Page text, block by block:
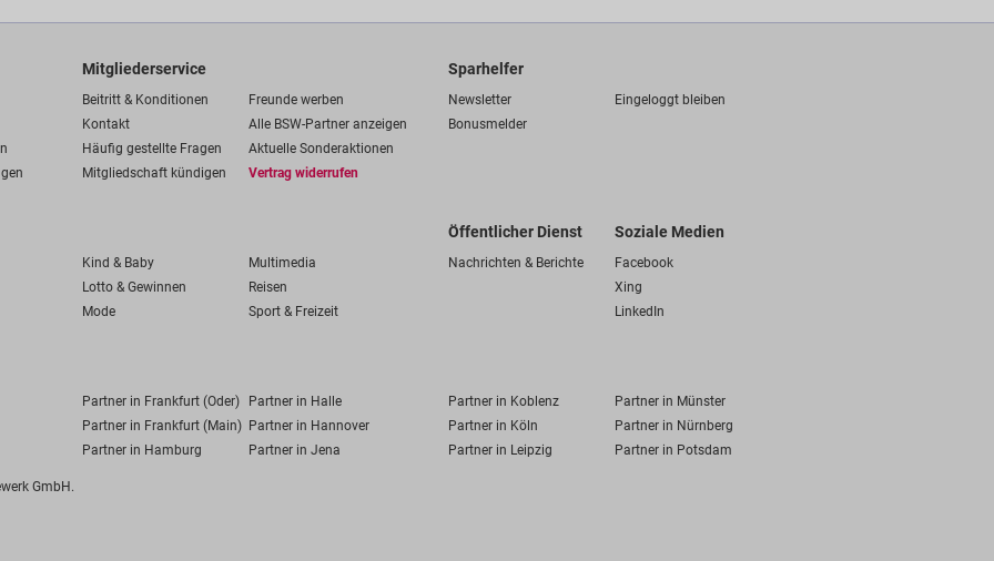
Mitgliederservice
Beitritt & Konditionen
Freunde werben
Kontakt
Alle BSW-Partner anzeigen
Häufig gestellte Fragen
Aktuelle Sonderaktionen
Mitgliedschaft kündigen
Vertrag widerrufen
Sparhelfer
Newsletter
Eingeloggt bleiben
Bonusmelder
Kind & Baby
Multimedia
Lotto & Gewinnen
Reisen
Mode
Sport & Freizeit
Öffentlicher Dienst
Nachrichten & Berichte
Soziale Medien
Facebook
Xing
LinkedIn
Partner in Frankfurt (Oder) Partner in Halle Partner in Koblenz
Partner in Münster
Partner in Frankfurt (Main) Partner in Hannover Partner in Köln
Partner in Nürnberg
Partner in Hamburg
Partner in Jena Partner in Leipzig Partner in Potsdam
GmbH.